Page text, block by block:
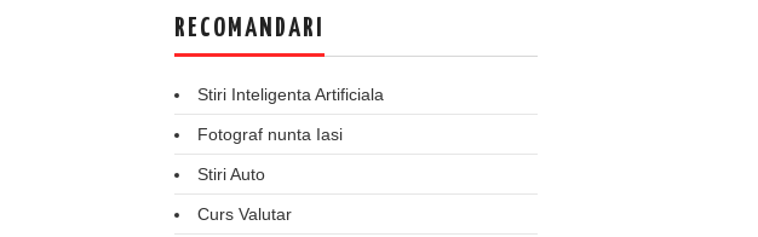
RECOMANDARI
Stiri Inteligenta Artificiala
Fotograf nunta Iasi
Stiri Auto
Curs Valutar